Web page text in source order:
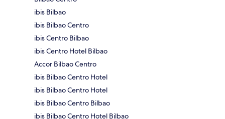
ibis Bilbao
ibis Bilbao Centro
ibis Centro Bilbao
ibis Centro Hotel Bilbao
Accor Bilbao Centro
ibis Bilbao Centro Hotel
ibis Bilbao Centro Hotel
ibis Bilbao Centro Bilbao
ibis Bilbao Centro Hotel Bilbao